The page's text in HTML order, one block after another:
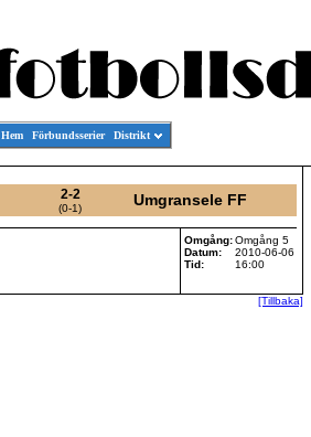
Hem Förbundsserier Distrikt
2-2
(0-1) Umgransele FF
Omgång:Omgång 5
Datum:
2010-06-06
Tid:
16:00
[Tillbaka]